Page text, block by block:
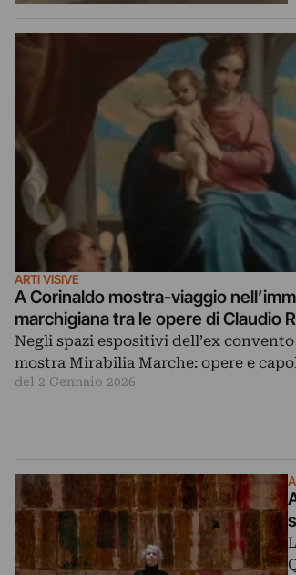
ARTI VISIVE
A Corinaldo mostra-viaggio
marchigiana tra le opere di Claudio
Negli spazi espositivi dell’ex
mostra Mirabilia Marche: opere e
del 2 Gennaio 2026